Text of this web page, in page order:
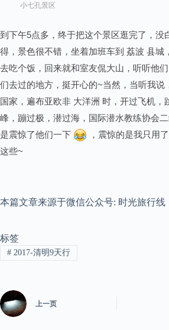
小七孔景区
到下午5点多，终于把这个景区逛完了，没
得，景色很不错，坐着加班车到 荔波 县城
去吃个饭，回来就和室友侃大山，听听他
们去过的地方，挺开心的~当然，当听我说
国家，遍布亚欧非 大洋洲 时，开过飞机，
峰，蹦过极，潜过海，国际潜水教练协会
是震惊了他们一下
，震惊的是我只用
这些~
本篇文章来源于微信公众号: 时光旅行线
标签
#2017-清明9天行
上一页